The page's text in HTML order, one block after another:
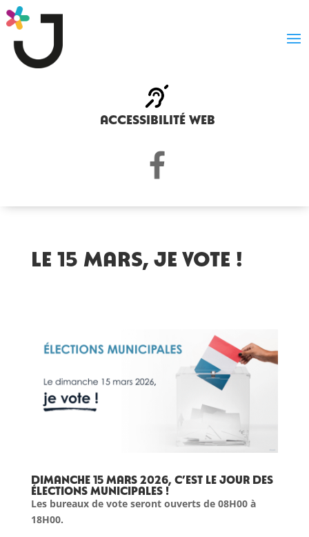
accessibilité web
Le 15 mars, je vote !
Dimanche 15 mars 2026, c’est le jour des
élections municipales !
Les bureaux de vote seront ouverts de 08H00 à
18H00.